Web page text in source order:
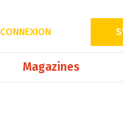
CONNEXION
Magazines